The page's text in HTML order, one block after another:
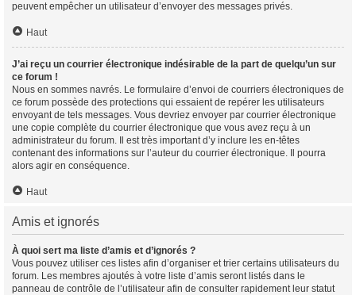
peuvent empêcher un utilisateur d’envoyer des messages privés.
Haut
J’ai reçu un courrier électronique indésirable de la part de quelqu’un sur
ce forum !
Nous en sommes navrés. Le formulaire d’envoi de courriers électroniques de
ce forum possède des protections qui essaient de repérer les utilisateurs
envoyant de tels messages. Vous devriez envoyer par courrier électronique
une copie complète du courrier électronique que vous avez reçu à un
administrateur du forum. Il est très important d’y inclure les en-têtes
contenant des informations sur l’auteur du courrier électronique. Il pourra
alors agir en conséquence.
Haut
Amis et ignorés
À quoi sert ma liste d’amis et d’ignorés ?
Vous pouvez utiliser ces listes afin d’organiser et trier certains utilisateurs du
forum. Les membres ajoutés à votre liste d’amis seront listés dans le
panneau de contrôle de l’utilisateur afin de consulter rapidement leur statut